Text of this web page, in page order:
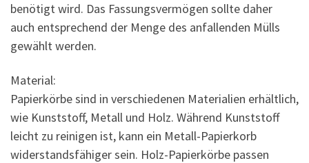
benötigt wird. Das Fassungsvermögen sollte daher
auch entsprechend der Menge des anfallenden Mülls
gewählt werden.
Material:
Papierkörbe sind in verschiedenen Materialien erhältlich,
wie Kunststoff, Metall und Holz. Während Kunststoff
leicht zu reinigen ist, kann ein Metall-Papierkorb
widerstandsfähiger sein. Holz-Papierkörbe passen